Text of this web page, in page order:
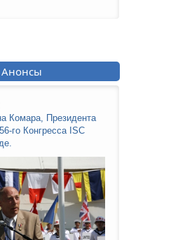
Анонсы
Комара, Президента
го Конгресса ISC